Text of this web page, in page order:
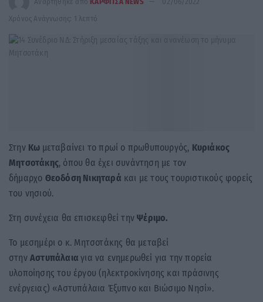
Χρόνος Ανάγνωσης: 1 λεπτό
Στην Κω μεταβαίνει το πρωί ο πρωθυπουργός, Κυριάκος
Μητσοτάκης, όπου θα έχει συνάντηση με τον
δήμαρχο Θεοδόση Νικηταρά και με τους τουριστικούς φορείς
του νησιού.
Στη συνέχεια θα επισκεφθεί τηνΨέριμο.
Το μεσημέρι ο κ. Μητσοτάκης θα μεταβεί
στην Αστυπάλαιαγια να ενημερωθεί για την πορεία
υλοποίησης του έργου (ηλεκτροκίνησης και πράσινης
ενέργειας) «Αστυπάλαια Έξυπνο και Βιώσιμο Νησί».